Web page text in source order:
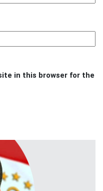
in this browser for the